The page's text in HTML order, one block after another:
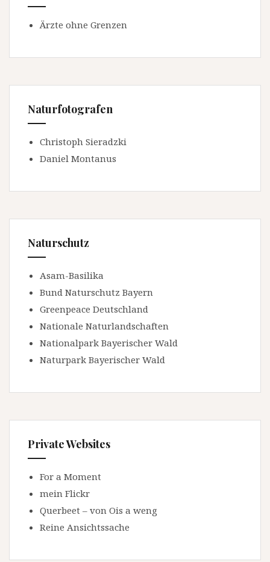
Ärzte ohne Grenzen
Naturfotografen
Christoph Sieradzki
Daniel Montanus
Naturschutz
Asam-Basilika
Bund Naturschutz Bayern
Greenpeace Deutschland
Nationale Naturlandschaften
Nationalpark Bayerischer Wald
Naturpark Bayerischer Wald
Private Websites
For a Moment
mein Flickr
Querbeet – von Ois a weng
Reine Ansichtssache